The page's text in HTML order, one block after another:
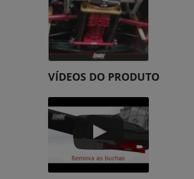
VÍDEOS DO PRODUTO